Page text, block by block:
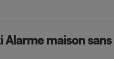
maison sans